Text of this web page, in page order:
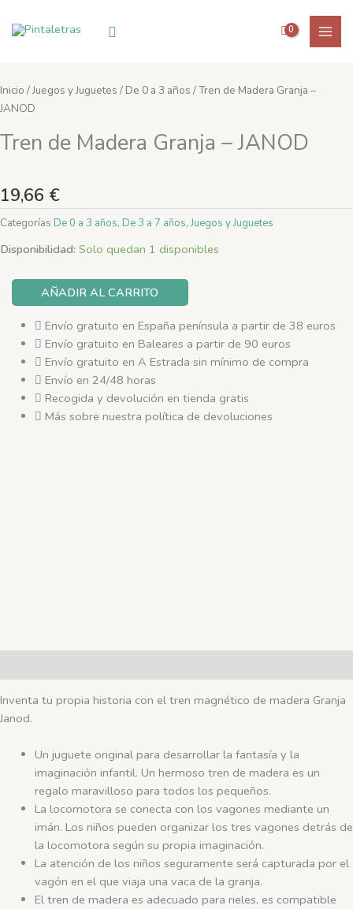
Buscar
Inicio /Juegos y Juguetes / De 0 a 3 años / Tren de Madera Granja –
JANOD
Tren de Madera Granja – JANOD
19,66 €
Categorías De 0 a 3 años, De 3 a 7 años,Juegos y Juguetes
Disponibilidad: Solo quedan 1 disponibles
Tren
Madera
Granja
JANOD
cantidad
AÑADIR AL CARRITO
Envío gratuito en España península a partir de 38 euros
Envío gratuito en Baleares a partir de 90 euros
Envío gratuito en A Estrada sin mínimo de compra
Envío en 24/48 horas
Recogida y devolución en tienda gratis
Más sobre nuestra política de devoluciones
Inventa tu propia historia con el tren magnético de madera Granja
Janod.
Un juguete original para desarrollar la fantasía y la
imaginación infantil. Un hermoso tren de madera es un
regalo maravilloso para todos los pequeños.
La locomotora se conecta con los vagones mediante un
imán. Los niños pueden organizar los tres vagones detrás de
la locomotora según su propia imaginación.
La atención de los niños seguramente será capturada por el
vagón en el que viaja una vaca de la granja.
El tren de madera es adecuado para rieles, es compatible